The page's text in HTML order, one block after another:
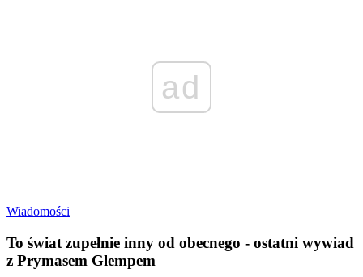
ad
Wiadomości
To świat zupełnie inny od obecnego - ostatni wywiad
z Prymasem Glempem